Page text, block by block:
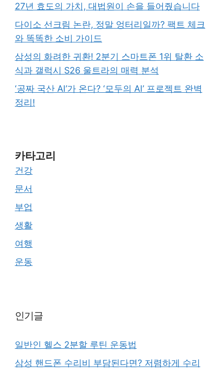
27년 효도의 가치, 대법원이 손을 들어줬습니다
다이소 선크림 논란, 정말 엉터리일까? 팩트 체크
와 똑똑한 소비 가이드
삼성의 화려한 귀환! 2분기 스마트폰 1위 탈환 소
식과 갤럭시 S26 울트라의 매력 분석
‘공짜 국산 AI’가 온다? ‘모두의 AI’ 프로젝트 완벽
정리!
카타고리
건강
문서
부업
생활
여행
운동
인기글
일반인 헬스 2분할 루틴 운동법
삼성 핸드폰 수리비 부담된다면? 저렴하게 수리